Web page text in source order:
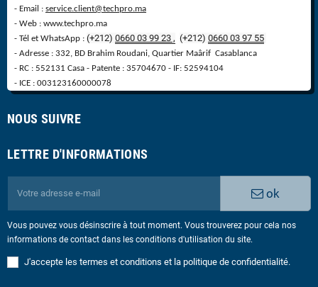
- Email : service.client@techpro.ma
- Web : www.techpro.ma
- Tél et WhatsApp : (+212) 0660 03 99 23 , (+212) 0660 03 97 55
- Adresse : 332, BD Brahim Roudani, Quartier Maârif Casablanca
- RC : 552131 Casa - Patente : 35704670 - IF: 52594104
- ICE : 003123160000078
NOUS SUIVRE
LETTRE D'INFORMATIONS
ok
Vous pouvez vous désinscrire à tout moment. Vous trouverez pour cela nos
informations de contact dans les conditions d'utilisation du site.
J'accepte les termes et conditions et la politique de confidentialité.